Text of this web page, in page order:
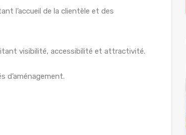
l’accueil de la clientèle et des
visibilité, accessibilité et attractivité.
d’aménagement.